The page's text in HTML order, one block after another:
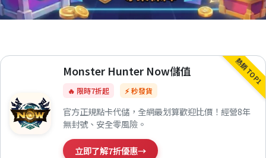
熱銷 TOP1
Monster Hunter Now儲值
🔥 限時7折起 ⚡ 秒發貨
官方正規點卡代儲，全網最划算歡迎比價！經營8年
無封號、安全零風險。
立即了解7折優惠→